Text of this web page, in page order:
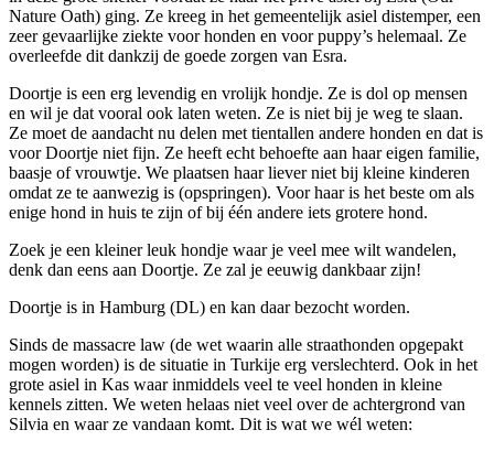
Nature Oath) ging. Ze kreeg in het gemeentelijk asiel distemper, een
zeer gevaarlijke ziekte voor honden en voor puppy’s helemaal. Ze
overleefde dit dankzij de goede zorgen van Esra.
Doortje is een erg levendig en vrolijk hondje. Ze is dol op mensen
en wil je dat vooral ook laten weten. Ze is niet bij je weg te slaan.
Ze moet de aandacht nu delen met tientallen andere honden en dat is
voor Doortje niet fijn. Ze heeft echt behoefte aan haar eigen familie,
baasje of vrouwtje. We plaatsen haar liever niet bij kleine kinderen
omdat ze te aanwezig is (opspringen). Voor haar is het beste om als
enige hond in huis te zijn of bij één andere iets grotere hond.
Zoek je een kleiner leuk hondje waar je veel mee wilt wandelen,
denk dan eens aan Doortje. Ze zal je eeuwig dankbaar zijn!
Doortje is in Hamburg (DL) en kan daar bezocht worden.
Sinds de massacre law (de wet waarin alle straathonden opgepakt
mogen worden) is de situatie in Turkije erg verslechterd. Ook in het
grote asiel in Kas waar inmiddels veel te veel honden in kleine
kennels zitten. We weten helaas niet veel over de achtergrond van
Silvia en waar ze vandaan komt. Dit is wat we wél weten: